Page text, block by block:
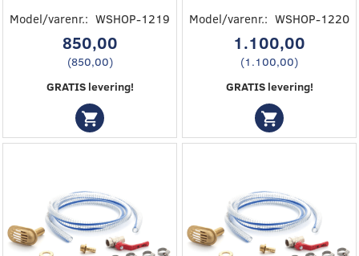
Model/varenr.: WSHOP-1219
850,00
(850,00)
GRATIS levering!
Model/varenr.: WSHOP-1220
1.100,00
(1.100,00)
GRATIS levering!